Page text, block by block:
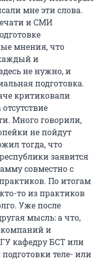
мне эти слова.
и СМИ
мнения, что
и
не нужно, и
подготовка.
критиковали
Много говорили,
не пойдут
тогда, что
заявится
совместно с
По итогам
то из практиков
Уже после
мысль: а что,
компаний и
кафедру БСТ или
теле- или